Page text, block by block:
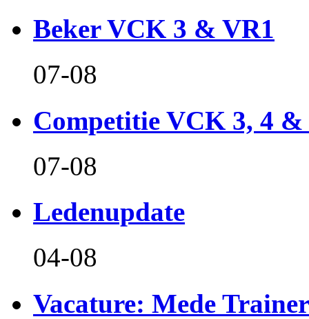
Beker VCK 3 & VR1
07-08
Competitie VCK 3, 4 &
07-08
Ledenupdate
04-08
Vacature: Mede